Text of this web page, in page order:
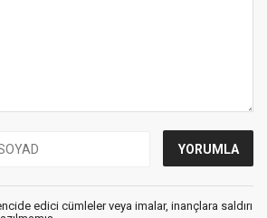
edici cümleler veya imalar, inançlara saldırı